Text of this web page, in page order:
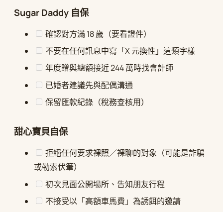
Sugar Daddy 自保
確認對方滿 18 歲（要看證件）
不要在任何訊息中寫「X 元換性」這類字樣
年度贈與總額接近 244 萬時找會計師
已婚者建議先與配偶溝通
保留匯款紀錄（稅務查核用）
甜心寶貝自保
拒絕任何要求裸照／裸聊的對象（可能是詐騙
或勒索伏筆）
初次見面公開場所、告知朋友行程
不接受以「高額車馬費」為誘餌的邀請